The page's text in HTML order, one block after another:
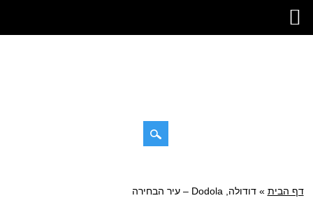
לתוכן
דף הבית »דודולה, Dodola – עיר הבחירה